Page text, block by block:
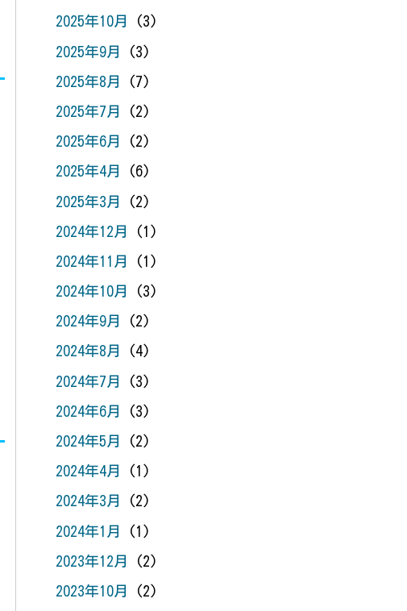
2025年10月 (3)
2025年9月 (3)
2025年8月 (7)
2025年7月 (2)
2025年6月 (2)
2025年4月 (6)
2025年3月 (2)
2024年12月 (1)
2024年11月 (1)
2024年10月 (3)
2024年9月 (2)
2024年8月 (4)
2024年7月 (3)
2024年6月 (3)
2024年5月 (2)
2024年4月 (1)
2024年3月 (2)
2024年1月 (1)
2023年12月 (2)
2023年10月 (2)